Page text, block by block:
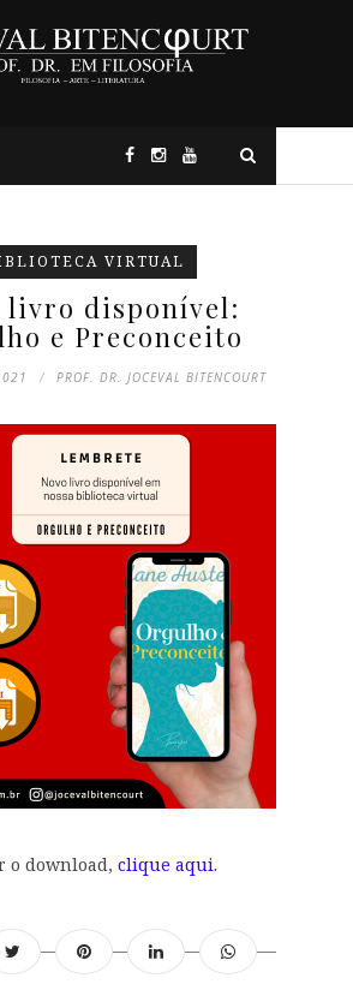
VIRTUAL
livro disponível:
e Preconceito
PROF. DR. JOCEVAL BITENCOURT
o download, clique aqui.